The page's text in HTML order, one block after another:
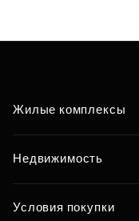
Жилые комплексы
Недвижимость
Условия покупки